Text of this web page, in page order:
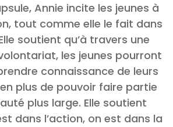
Annie incite les jeunes à
tout comme elle le fait dans
soutient qu’à travers une
les jeunes pourront
connaissance de leurs
plus de pouvoir faire partie
plus large. Elle soutient
dans l’action, on est dans la